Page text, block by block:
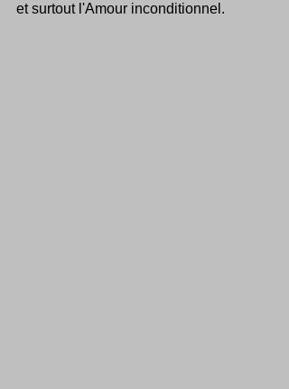
et surtout l'Amour inconditionnel.